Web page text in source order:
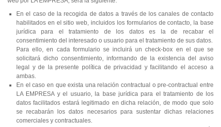
En el caso de la recogida de datos a través de los canales de contacto
habilitados en el sitio web, incluidos los formularios de contacto, la base
jurídica para el tratamiento de los datos es la de recabar el
consentimiento del interesado o usuario para el tratamiento de sus datos.
Para ello, en cada formulario se incluirá un check-box en el que se
solicitará dicho consentimiento, informando de la existencia del aviso
legal y de la presente política de privacidad y facilitando el acceso a
ambas.
En el caso en que exista una relación contractual o pre-contractual entre
LA EMPRESA y el usuario, la base jurídica para el tratamiento de los
datos facilitados estará legitimado en dicha relación, de modo que solo
se recabarán los datos necesarios para sustentar dichas relaciones
comerciales y contractuales.